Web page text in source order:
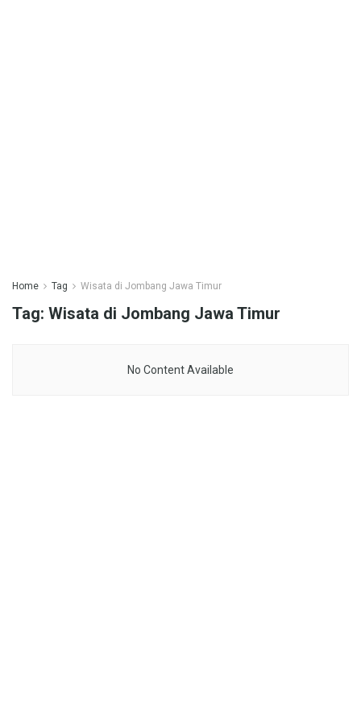
Home Tag Wisata di Jombang Jawa Timur
Tag: Wisata di Jombang Jawa Timur
No Content Available